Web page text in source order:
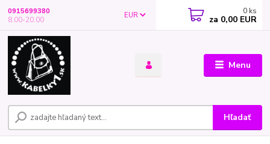
Menu
EUR
Hľadať
0915699380
8.00-20.00
0 ks
za 0,00 EUR